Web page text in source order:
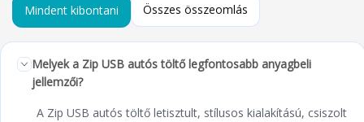
Mindent kibontani Összes összeomlás
Melyek a Zip USB autós töltő legfontosabb anyagbeli
jellemzői?
A Zip USB autós töltő letisztult, stílusos kialakítású, csiszolt